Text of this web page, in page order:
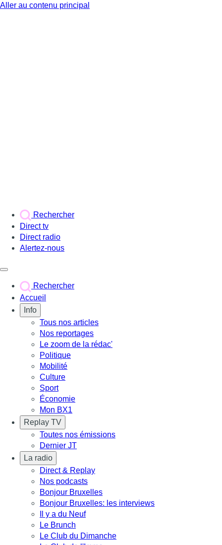
Aller au contenu principal
Rechercher
Direct tv
Direct radio
Alertez-nous
Rechercher
Accueil
Info
Tous nos articles
Nos reportages
Le zoom de la rédac'
Politique
Mobilité
Culture
Sport
Économie
Mon BX1
Replay TV
Toutes nos émissions
Dernier JT
La radio
Direct & Replay
Nos podcasts
Bonjour Bruxelles
Bonjour Bruxelles: les interviews
Il y a du Neuf
Le Brunch
Le Club du Dimanche